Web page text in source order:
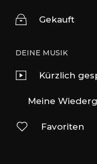
Gekauft
DEINE MUSIK
Kürzlich
Meine
Favoriten